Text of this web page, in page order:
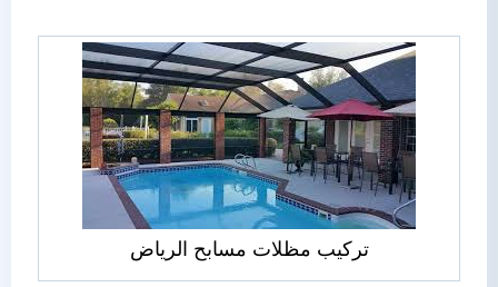
تركيب مظلات مسابح الرياض